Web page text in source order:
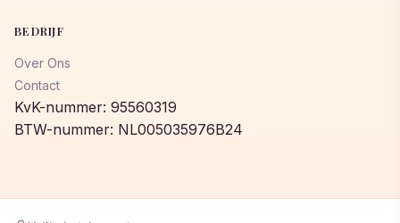
BEDRIJF
Over Ons
Contact
KvK-nummer: 95560319
BTW-nummer: NL005035976B24